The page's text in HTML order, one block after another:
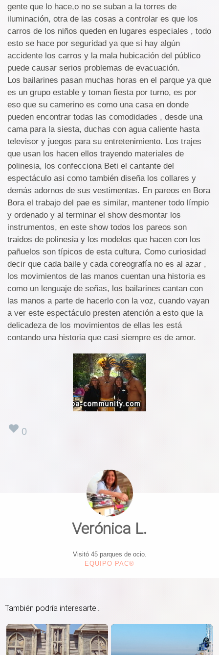
gente que lo hace,o no se suban a la torres de
iluminación, otra de las cosas a controlar es que los
carros de los niños queden en lugares especiales , todo
esto se hace por seguridad ya que si hay algún
accidente los carros y la mala hubicación del público
puede causar serios problemas de evacuación.
Los bailarines pasan muchas horas en el parque ya que
es un grupo estable y toman fiesta por turno, es por
eso que su camerino es como una casa en donde
pueden encontrar todas las comodidades , desde una
cama para la siesta, duchas con agua caliente hasta
televisor y juegos para su entretenimiento. Los trajes
que usan los hacen ellos trayendo materiales de
polinesia, los confecciona Beti el cantante del
espectáculo asi como también diseña los collares y
demás adornos de sus vestimentas. En pareos en Bora
Bora el trabajo del pae es similar, mantener todo límpio
y ordenado y al terminar el show desmontar los
instrumentos, en este show todos los pareos son
traidos de polinesia y los modelos que hacen con los
pañuelos son típicos de esta cultura. Como curiosidad
decir que cada baile y cada coreografía no es al azar ,
los movimientos de las manos cuentan una historia es
como un lenguaje de señas, los bailarines cantan con
las manos a parte de hacerlo con la voz, cuando vayan
a ver este espectáculo presten atención a esto que la
delicadeza de los movimientos de ellas les está
contando una historia que casi siempre es de amor.
0
Verónica L.
Visitó 45 parques de ocio.
EQUIPO PAC®
También podría interesarte...